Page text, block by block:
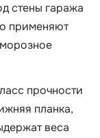
стены гаража
применяют
прочности
планка,
веса